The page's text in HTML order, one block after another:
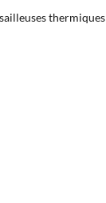
thermiques